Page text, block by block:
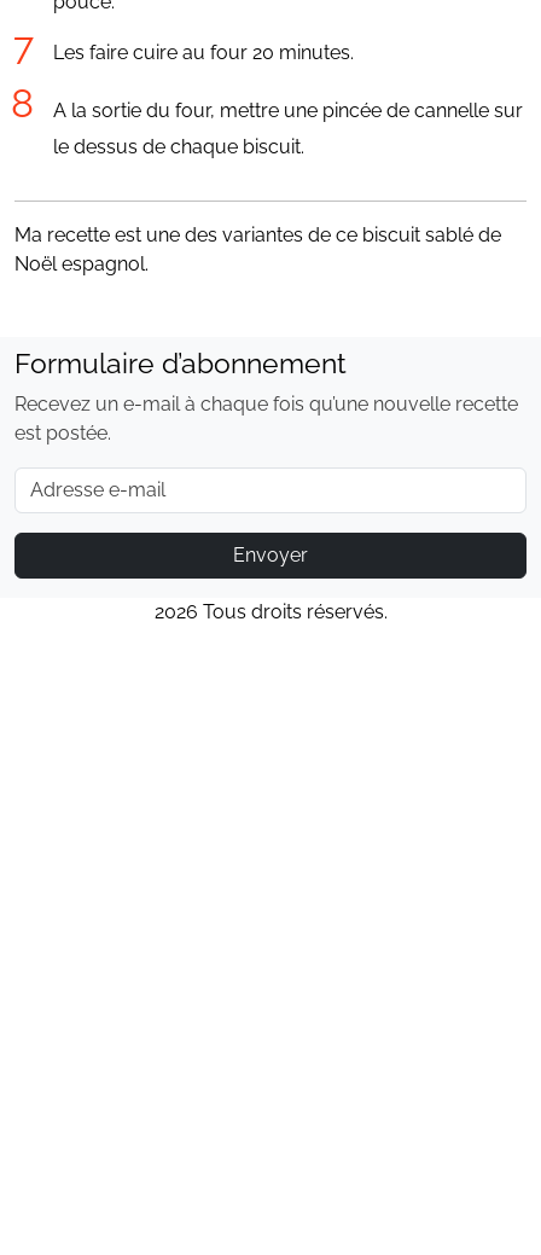
Les faire cuire au four 20 minutes.
A la sortie du four, mettre une pincée de cannelle sur
le dessus de chaque biscuit.
Ma recette est une des variantes de ce biscuit sablé de
Noël espagnol.
Formulaire d’abonnement
Recevez un e-mail à chaque fois qu’une nouvelle recette
est postée.
E-mail
Envoyer
2026 Tous droits réservés.